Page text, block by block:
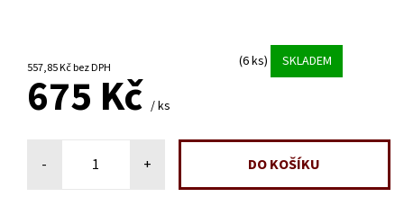
557,85 Kč bez DPH (6 ks) SKLADEM
675 Kč / ks
- +